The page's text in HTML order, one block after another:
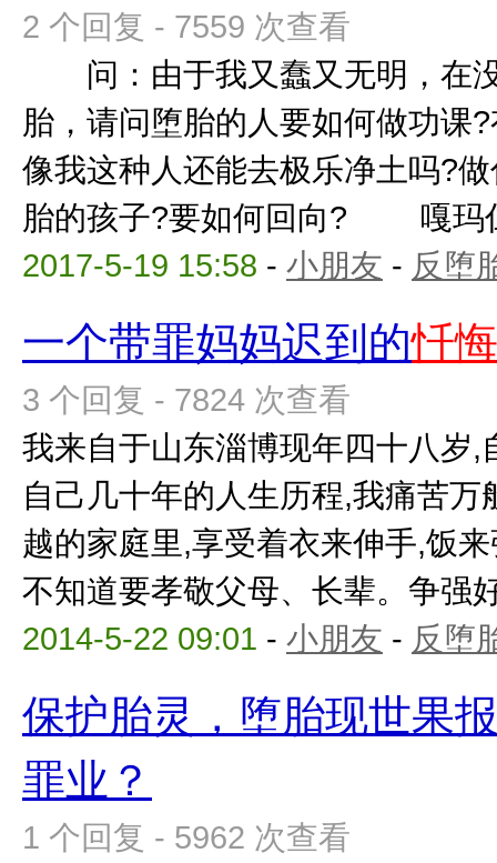
2 个回复 - 7559 次查看
问：由于我又蠢又无明，在
胎，请问堕胎的人要如何做功课
像我这种人还能去极乐净土吗?
胎的孩子?要如何回向? 嘎玛
2017-5-19 15:58 - 小朋友 - 反堕
一个带罪妈妈迟到的忏悔
3 个回复 - 7824 次查看
我来自于山东淄博现年四十八岁,
自己几十年的人生历程,我痛苦
越的家庭里,享受着衣来伸手,饭
不知道要孝敬父母、长辈。争强
2014-5-22 09:01 - 小朋友 - 反堕
保护胎灵，堕胎现世果
罪业？
1 个回复 - 5962 次查看